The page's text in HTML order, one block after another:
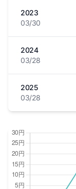
2023
03/30
2024
03/28
2025
03/28